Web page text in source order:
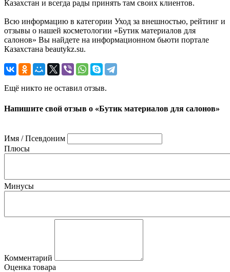
Казахстан и всегда рады принять там своих клиентов.
Всю информацию в категории Уход за внешностью, рейтинг и
отзывы о нашей косметологии «Бутик материалов для
салонов» Вы найдете на информационном бьюти портале
Казахстана beautykz.su.
Ещё никто не оставил отзыв.
Напишите свой отзыв о «Бутик материалов для салонов»
Имя / Псевдоним
Плюсы
Минусы
Комментарий
Оценка товара